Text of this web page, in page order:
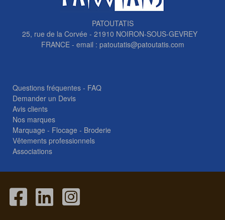
PATOUTATIS
25, rue de la Corvée - 21910 NOIRON-SOUS-GEVREY
FRANCE - email : patoutatis@patoutatis.com
Questions fréquentes - FAQ
Demander un Devis
Avis clients
Nos marques
Marquage - Flocage - Broderie
Vêtements professionnels
Associations